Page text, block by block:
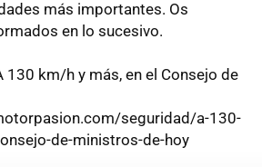
más importantes. Os
en lo sucesivo.
130 km/h y más, en el Consejo de
seguridad/a-130-
de-ministros-de-hoy